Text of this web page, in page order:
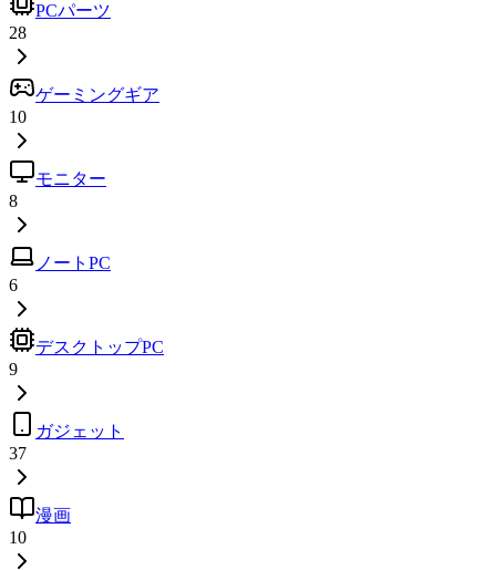
PCパーツ
28
ゲーミングギア
10
モニター
8
ノートPC
6
デスクトップPC
9
ガジェット
37
漫画
10